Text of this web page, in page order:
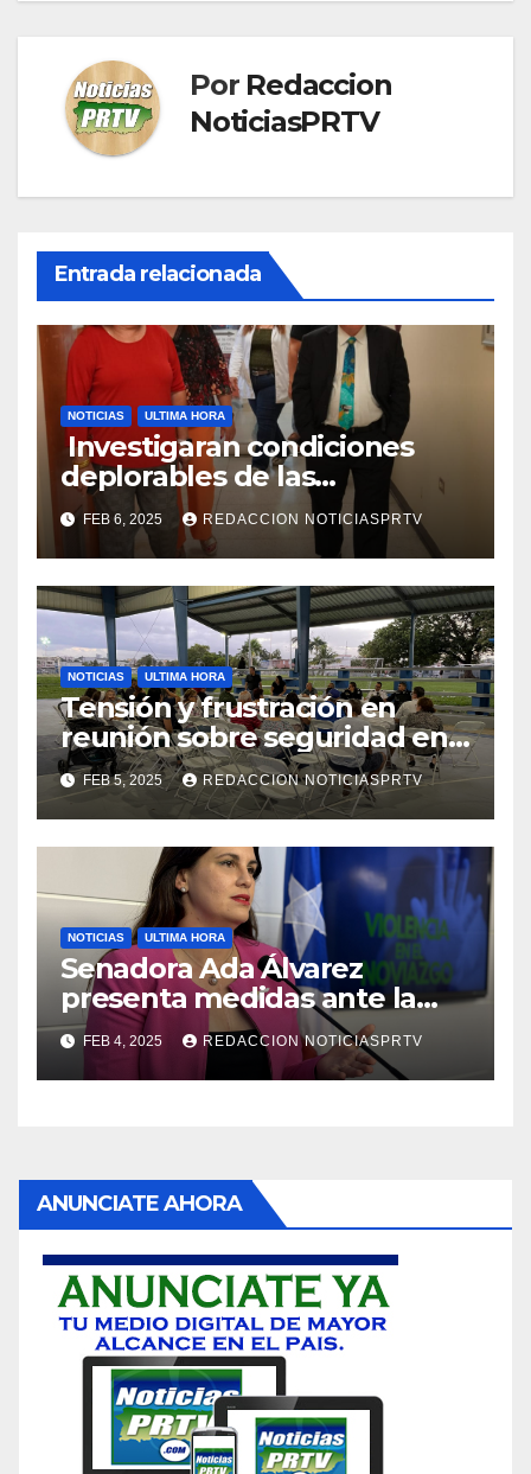
Por Redaccion
NoticiasPRTV
Entrada relacionada
NOTICIAS ULTIMA HORA
Investigaran condiciones
deplorables de las
facilidades el Departamento
de la Salud en Mayagüez
FEB 6, 2025 REDACCION NOTICIASPRTV
NOTICIAS ULTIMA HORA
Tensión y frustración en
reunión sobre seguridad en
Reparto Metropolitano
FEB 5, 2025 REDACCION NOTICIASPRTV
NOTICIAS ULTIMA HORA
Senadora Ada Álvarez
presenta medidas ante la
violencia en el noviazgo
FEB 4, 2025 REDACCION NOTICIASPRTV
ANUNCIATE AHORA